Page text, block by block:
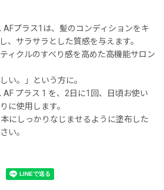
AFプラス1は、髪のコンディションをキ
、サラサラとした質感を与えます。
ィクルのすべり感を高めた高機能サロン
い。」という方に。
AF プラス 1 を、2日に1回、日頃お使い
に使用します。
にしっかりなじませるように塗布した
い。